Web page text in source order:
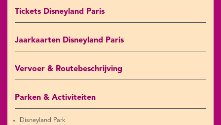
Tickets Disneyland Paris
Jaarkaarten Disneyland Paris
Vervoer & Routebeschrijving
Parken & Activiteiten
Disneyland Park